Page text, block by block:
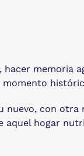
memoria
nuevo, con
hogar